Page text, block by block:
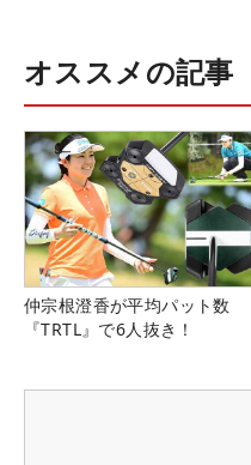
オススメの記事
仲宗根澄香が平均パット数
『TRTL』で6人抜き！